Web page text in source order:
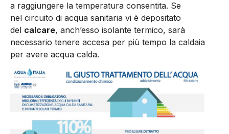
a raggiungere la temperatura consentita. Se
nel circuito di acqua sanitaria vi è depositato
del calcare, anch’esso isolante termico, sarà
necessario tenere accesa per più tempo la caldaia
per avere acqua calda.